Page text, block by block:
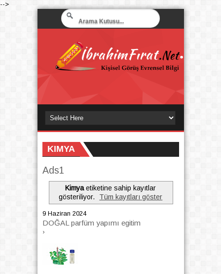
-->
KIMYA
Ads1
Kimyaetiketine sahip kayıtlar
gösteriliyor.
Tüm kayıtları göster
9 Haziran 2024
DOĞAL parfüm yapımı egitim
›